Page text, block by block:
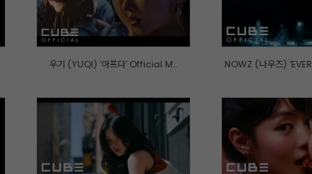
우기 (YUQI) '아프다' Official M... NOWZ (나우즈)